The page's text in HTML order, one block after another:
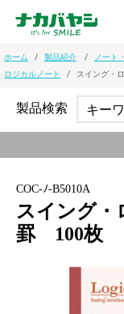
ホーム 製品紹介 ノート
ロジカルノート
スイング
COC-ﾉ-B5010A
スイング
罫 100枚
製品検索